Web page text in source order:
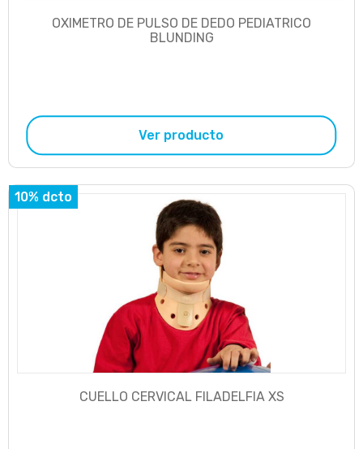
OXIMETRO DE PULSO DE DEDO PEDIATRICO
BLUNDING
Ver producto
10% dcto
CUELLO CERVICAL FILADELFIA XS